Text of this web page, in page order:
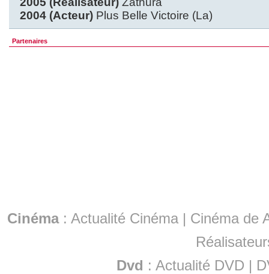
2004 (Acteur) Plus Belle Victoire (La)
Partenaires
Cinéma: Actualité Cinéma | Cinéma de
Dvd : Actualité DVD |